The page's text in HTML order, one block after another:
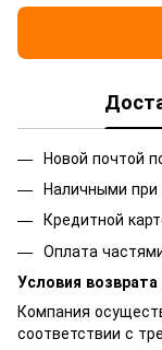
Новой почтой
Наличными при
Кредитной
Оплата
Условия
Компания
соответствии с